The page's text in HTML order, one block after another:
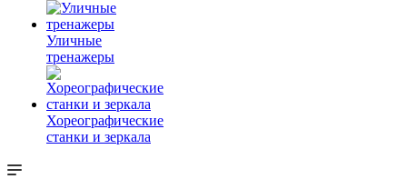
Уличные
тренажеры
Хореографические
станки и зеркала